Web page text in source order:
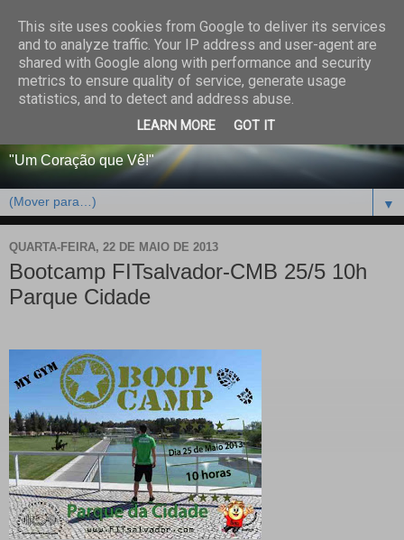
CENTRO PAROQUIAL E
SOCIAL DO SALVADOR
DE BEJA
"Um Coração que Vê!"
▼
QUARTA-FEIRA, 22 DE MAIO DE 2013
Bootcamp FITsalvador-CMB 25/5 10h
Parque Cidade
This site uses cookies from Google to deliver its services
and to analyze traffic. Your IP address and user-agent are
shared with Google along with performance and security
metrics to ensure quality of service, generate usage
statistics, and to detect and address abuse.
LEARN MORE GOT IT